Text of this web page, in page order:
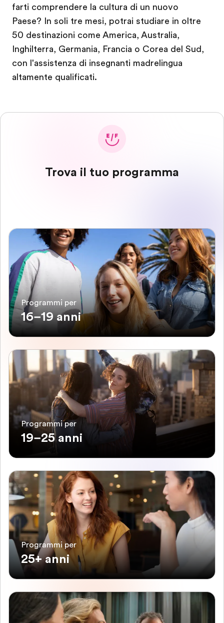
farti comprendere la cultura di un nuovo
Paese? In soli tre mesi, potrai studiare in oltre
50 destinazioni come America, Australia,
Inghilterra, Germania, Francia o Corea del Sud,
con l'assistenza di insegnanti madrelingua
altamente qualificati.
Trova il tuo programma
Programmi per
16–19 anni
Programmi per
19–25 anni
Programmi per
25+ anni